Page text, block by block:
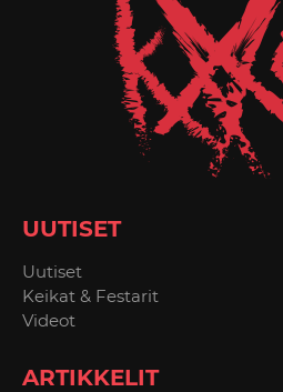
UUTISET
Uutiset
Keikat & Festarit
Videot
ARTIKKELIT